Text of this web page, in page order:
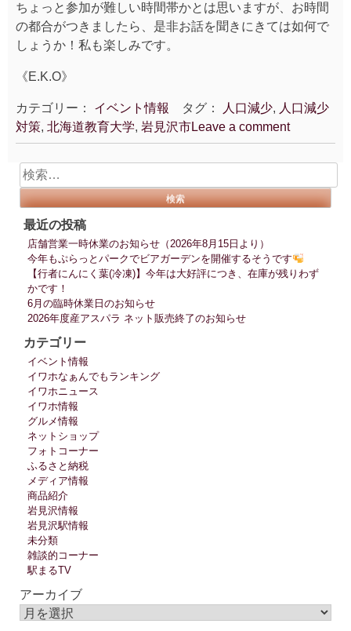
ちょっと参加が難しい時間帯かとは思いますが、お時間
の都合がつきましたら、是非お話を聞きにきては如何で
しょうか！私も楽しみです。
《E.K.O》
カテゴリー： イベント情報 タグ： 人口減少, 人口減少
対策, 北海道教育大学, 岩見沢市Leave a comment
検
索:
最近の投稿
店舗営業一時休業のお知らせ（2026年8月15日より）
今年もぷらっとパークでビアガーデンを開催するそうです
【行者にんにく葉(冷凍)】今年は大好評につき、在庫が残りわず
かです！
6月の臨時休業日のお知らせ
2026年度産アスパラ ネット販売終了のお知らせ
カテゴリー
イベント情報
イワホなぁんでもランキング
イワホニュース
イワホ情報
グルメ情報
ネットショップ
フォトコーナー
ふるさと納税
メディア情報
商品紹介
岩見沢情報
岩見沢駅情報
未分類
雑談的コーナー
駅まるTV
アーカイブ